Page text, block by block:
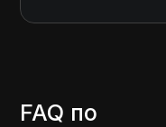
FAQ по